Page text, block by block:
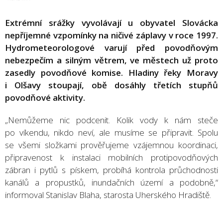
Extrémní srážky vyvolávají u obyvatel Slovácka
nepříjemné vzpomínky na ničivé záplavy v roce 1997.
Hydrometeorologové varují před povodňovým
nebezpečím a silným větrem, ve městech už proto
zasedly povodňové komise. Hladiny řeky Moravy
i Olšavy stoupají, obě dosáhly třetích stupňů
povodňové aktivity.
„Nemůžeme nic podcenit. Kolik vody k nám steče
po víkendu, nikdo neví, ale musíme se připravit. Spolu
se všemi složkami prověřujeme vzájemnou koordinaci,
připravenost k instalaci mobilních protipovodňových
zábran i pytlů s pískem, probíhá kontrola průchodnosti
kanálů a propustků, inundačních území a podobně,“
informoval Stanislav Blaha, starosta Uherského Hradiště.